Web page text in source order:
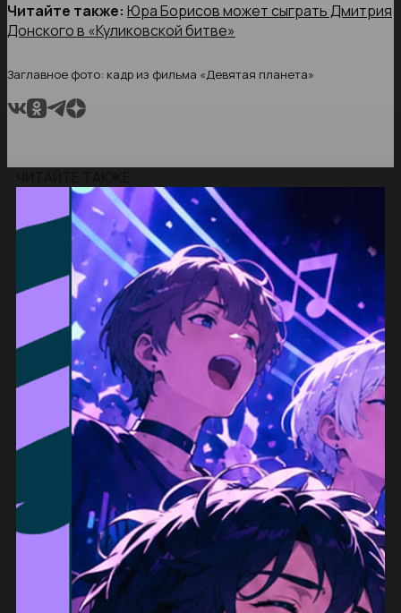
Читайте также: Юра Борисов может сыграть Дмитрия
Донского в «Куликовской битве»
Заглавное фото: кадр из фильма «Девятая планета»